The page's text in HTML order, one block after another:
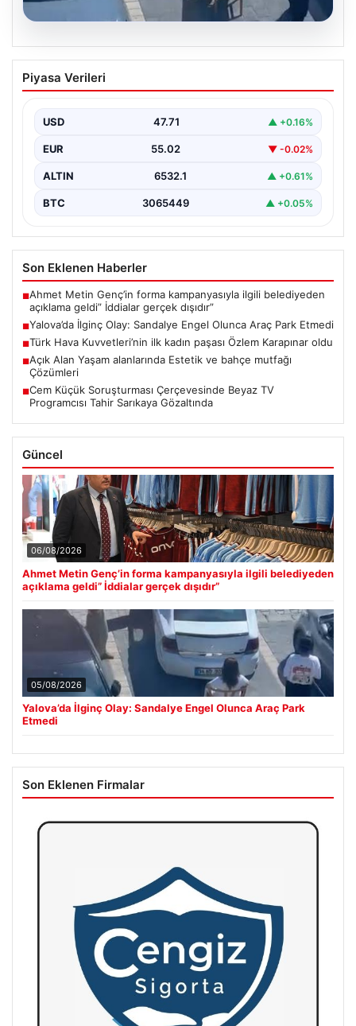
05.08.2026
Yalova’da İlginç Olay: Sandalye Engel
Olunca Araç Park Etmedi
gerçekleşen bu ilginç olay, bölge sakinlerinin ve
çevredekilerin…
Piyasa Verileri
USD 47.71 ▲ +0.16%
EUR 55.02 ▼ -0.02%
ALTIN 6532.1 ▲ +0.61%
BTC 3065449 ▲ +0.05%
Son Eklenen Haberler
■Ahmet Metin Genç’in forma kampanyasıyla ilgili belediyeden
açıklama geldi” İddialar gerçek dışıdır”
■Yalova’da İlginç Olay: Sandalye Engel Olunca Araç Park Etmedi
■Türk Hava Kuvvetleri’nin ilk kadın paşası Özlem Karapınar oldu
■Açık Alan Yaşam alanlarında Estetik ve bahçe mutfağı
Çözümleri
■Cem Küçük Soruşturması Çerçevesinde Beyaz TV
Programcısı Tahir Sarıkaya Gözaltında
Güncel
06/08/2026
Ahmet Metin Genç’in forma kampanyasıyla ilgili belediyeden
açıklama geldi” İddialar gerçek dışıdır”
05/08/2026
Yalova’da İlginç Olay: Sandalye Engel Olunca Araç Park
Etmedi
Son Eklenen Firmalar